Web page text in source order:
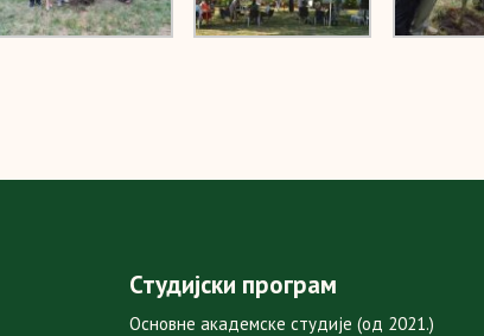
Студијски програм
Основне академске студије (од 2021.)